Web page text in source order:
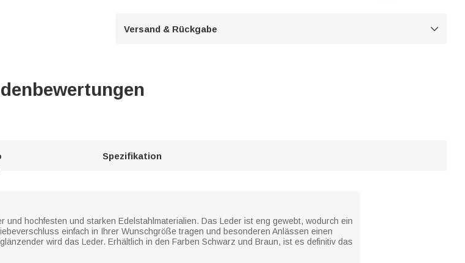
Versand & Rückgabe 
Spezifikation
hochfesten und starken Edelstahlmaterialien. Das Leder ist eng gewebt, wodurch ein
einfach in Ihrer Wunschgröße tragen und besonderen Anlässen einen
wird das Leder. Erhältlich in den Farben Schwarz und Braun, ist es definitiv das